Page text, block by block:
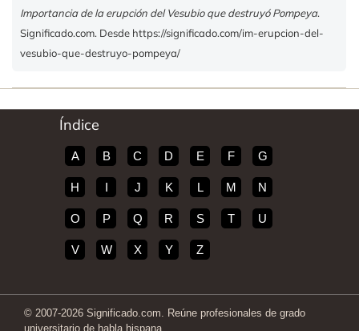
Importancia de la erupción del Vesubio que destruyó Pompeya.
Significado.com. Desde https://significado.com/im-erupcion-del-
vesubio-que-destruyo-pompeya/
Índice
A B C D E F G
H I J K L M N
O P Q R S T U
V W X Y Z
© 2007-2026 Significado.com. Reúne profesionales de grado
universitario de habla hispana.